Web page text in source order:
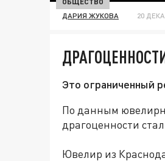
ДАРИЯ ЖУКОВА 20
Это ограниченный
По данным
драгоценности
Ювелир из